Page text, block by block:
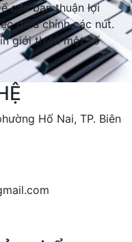
các bạn thuận lợi
điều chỉnh các nút.
giới thiệu một số
Hố Nai, TP. Biên